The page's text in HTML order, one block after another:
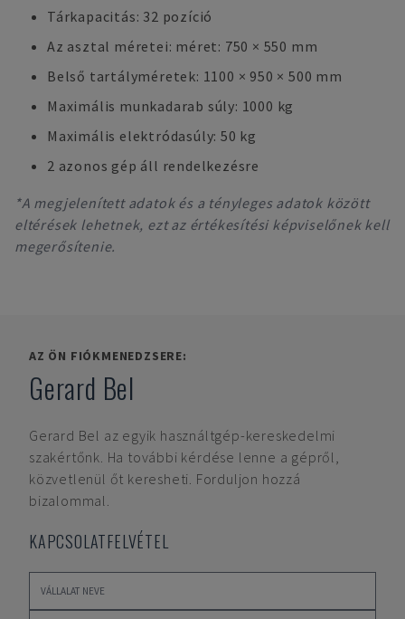
Tárkapacitás: 32 pozíció
Az asztal méretei: méret: 750 × 550 mm
Belső tartályméretek: 1100 × 950 × 500 mm
Maximális munkadarab súly: 1000 kg
Maximális elektródasúly: 50 kg
2 azonos gép áll rendelkezésre
*A megjelenített adatok és a tényleges adatok között
eltérések lehetnek, ezt az értékesítési képviselőnek kell
megerősítenie.
AZ ÖN FIÓKMENEDZSERE:
Gerard Bel
Gerard Bel az egyik használtgép-kereskedelmi
szakértőnk. Ha további kérdése lenne a gépről,
közvetlenül őt keresheti. Forduljon hozzá
bizalommal.
KAPCSOLATFELVÉTEL